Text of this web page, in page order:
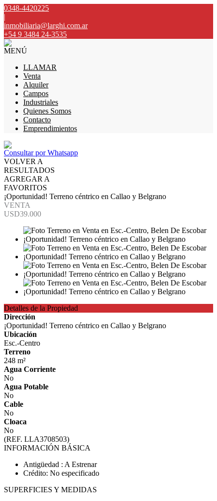
0348-4420225
|
inmobiliaria@larghi.com.ar
+54 9 3484 24-3535
MENÚ
LLAMAR
Venta
Alquiler
Campos
Industriales
Quienes Somos
Contacto
Emprendimientos
Consultar por Whatsapp
VOLVER A
RESULTADOS
AGREGAR A
FAVORITOS
¡Oportunidad! Terreno céntrico en Callao y Belgrano
VENTA
USD39.000
Detalles de la Propiedad
Dirección
¡Oportunidad! Terreno céntrico en Callao y Belgrano
Ubicación
Esc.-Centro
Terreno
248 m²
Agua Corriente
No
Agua Potable
No
Cable
No
Cloaca
No
(REF. LLA3708503)
INFORMACIÓN BÁSICA
Antigüedad : A Estrenar
Crédito: No especificado
SUPERFICIES Y MEDIDAS